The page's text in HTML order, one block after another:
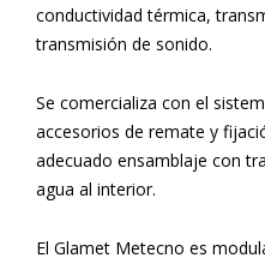
conductividad térmica,
transmisión de sonido.
Se comercializa con el
accesorios de remate y
adecuado ensamblaje con
agua al interior.
El Glamet Metecno es